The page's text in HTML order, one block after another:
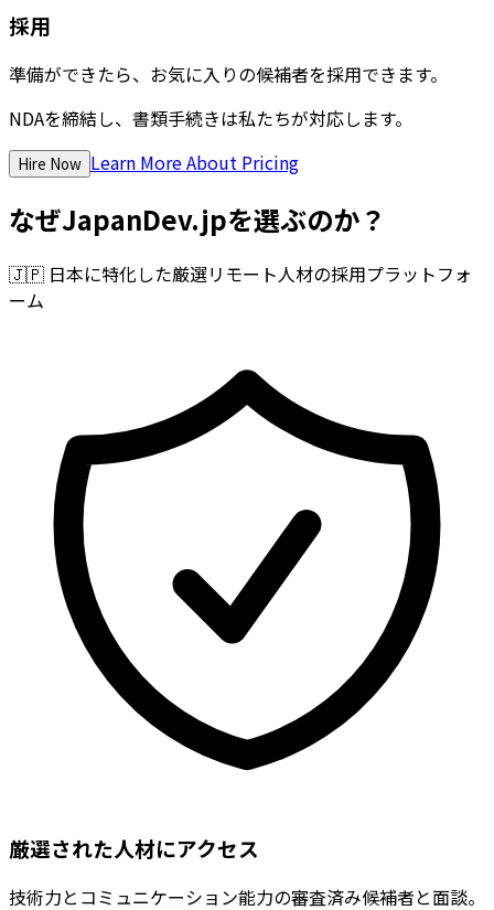
採用
準備ができたら、お気に入りの候補者を採用できます。
NDAを締結し、書類手続きは私たちが対応します。
Hire Now Learn More About Pricing
なぜJapanDev.jpを選ぶのか？
🇯🇵 日本に特化した厳選リモート人材の採用プラットフォ
ーム
厳選された人材にアクセス
技術力とコミュニケーション能力の審査済み候補者と面談。